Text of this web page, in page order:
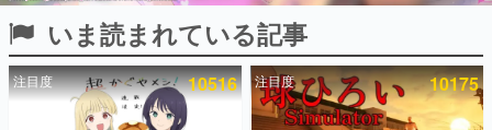
ピックアップ
電ファミのいま読まれている記事ランキング
いま読まれている記事
注目度 10516 注目度 10175